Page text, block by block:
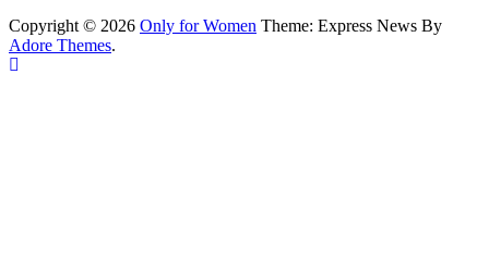
Copyright © 2026 Only for Women Theme: Express News By
Adore Themes.